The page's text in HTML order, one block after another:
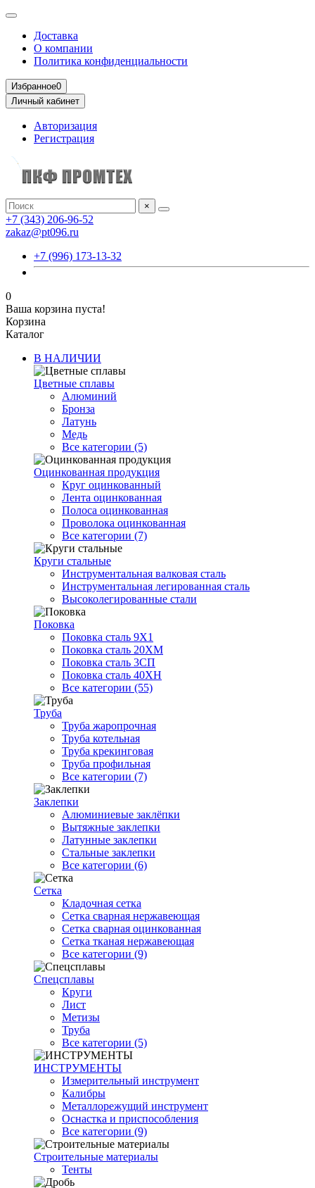
Доставка
О компании
Политика конфиденциальности
Избранное0
Личный кабинет
Авторизация
Регистрация
×
+7 (343) 206-96-52
zakaz@pt096.ru
+7 (996) 173-13-32
0
Ваша корзина пуста!
Корзина
Каталог
В НАЛИЧИИ
Цветные сплавы
Алюминий
Бронза
Латунь
Медь
Все категории (5)
Оцинкованная продукция
Круг оцинкованный
Лента оцинкованная
Полоса оцинкованная
Проволока оцинкованная
Все категории (7)
Круги стальные
Инструментальная валковая сталь
Инструментальная легированная сталь
Высоколегированные стали
Поковка
Поковка сталь 9Х1
Поковка сталь 20ХМ
Поковка сталь 3СП
Поковка сталь 40ХН
Все категории (55)
Труба
Труба жаропрочная
Труба котельная
Труба крекинговая
Труба профильная
Все категории (7)
Заклепки
Алюминиевые заклёпки
Вытяжные заклепки
Латунные заклепки
Стальные заклепки
Все категории (6)
Сетка
Кладочная сетка
Сетка сварная нержавеющая
Сетка сварная оцинкованная
Сетка тканая нержавеющая
Все категории (9)
Спецсплавы
Круги
Лист
Метизы
Труба
Все категории (5)
ИНСТРУМЕНТЫ
Измерительный инструмент
Калибры
Металлорежущий инструмент
Оснастка и приспособления
Все категории (9)
Строительные материалы
Тенты